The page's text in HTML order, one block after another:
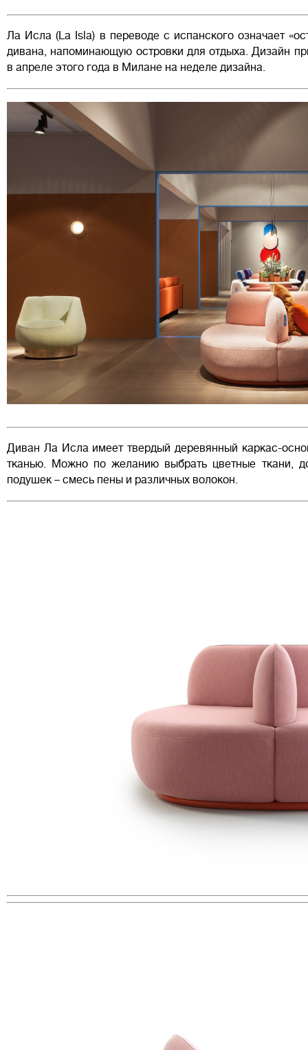
Ла Исла (La Isla) в переводе с испанского означает
дивана, напоминающую островки для отдыха. Дизайн
в апреле этого года в Милане на неделе дизайна.
Диван Ла Исла имеет твердый деревянный каркас-
тканью. Можно по желанию выбрать цветные ткани,
подушек – смесь пены и различных волокон.